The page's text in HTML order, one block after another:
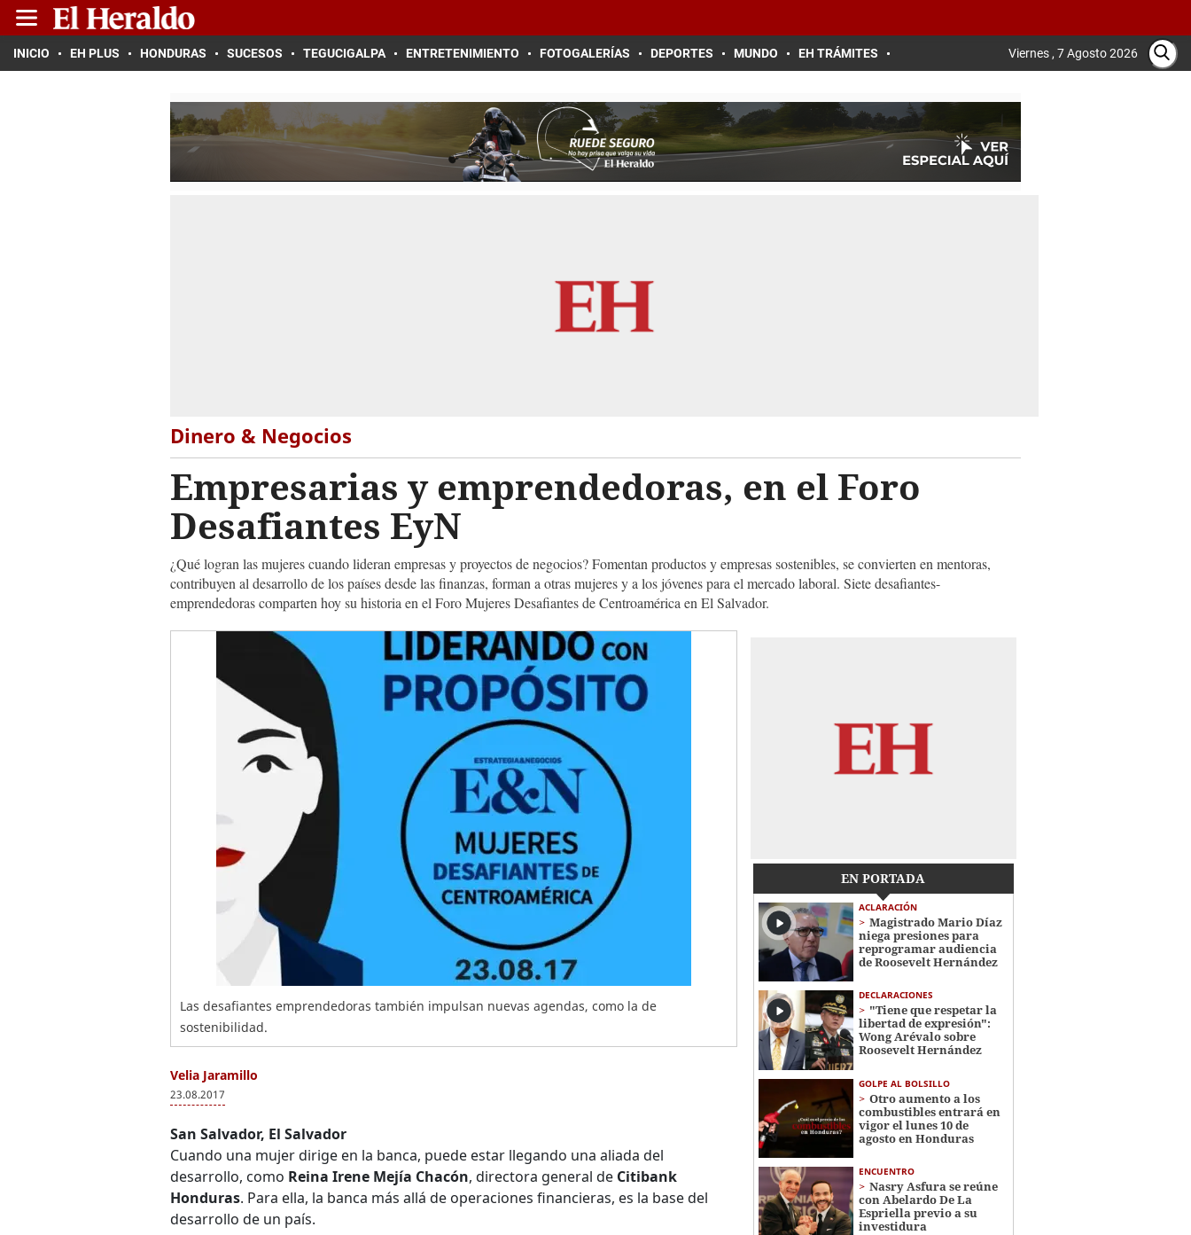
INICIO EH PLUS HONDURAS SUCESOS TEGUCIGALPA ENTRETENIMIENTO FOTOGALERÍAS DEPORTES MUNDO EH TRÁMITES Viernes , 7 Agosto 2026
Dinero & Negocios
Empresarias y emprendedoras, en el Foro
Desafiantes EyN
¿Qué logran las mujeres cuando lideran empresas y proyectos de negocios? Fomentan productos y empresas sostenibles, se convierten en mentoras,
contribuyen al desarrollo de los países desde las finanzas, forman a otras mujeres y a los jóvenes para el mercado laboral. Siete desafiantes-
emprendedoras comparten hoy su historia en el Foro Mujeres Desafiantes de Centroamérica en El Salvador.
Las desafiantes emprendedoras también impulsan nuevas agendas, como la de
sostenibilidad.
Velia Jaramillo
23.08.2017
San Salvador, El Salvador
Cuando una mujer dirige en la banca, puede estar llegando una aliada del
desarrollo, como Reina Irene Mejía Chacón, directora general de Citibank
Honduras. Para ella, la banca más allá de operaciones financieras, es la base del
desarrollo de un país.
EN PORTADA
ACLARACIÓN
Magistrado Mario Díaz
niega presiones para
reprogramar audiencia
de Roosevelt Hernández
DECLARACIONES
"Tiene que respetar la
libertad de expresión":
Wong Arévalo sobre
Roosevelt Hernández
GOLPE AL BOLSILLO
Otro aumento a los
combustibles entrará en
vigor el lunes 10 de
agosto en Honduras
ENCUENTRO
Nasry Asfura se reúne
con Abelardo De La
Espriella previo a su
investidura